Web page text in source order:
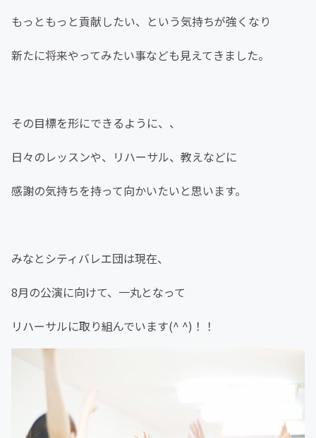
もっともっと貢献したい、という気持ちが強くなり
新たに将来やってみたい事なども見えてきました。
その目標を形にできるように、、
日々のレッスンや、リハーサル、教えなどに
感謝の気持ちを持って向かいたいと思います。
みなとシティバレエ団は現在、
8月の公演に向けて、一丸となって
リハーサルに取り組んでいます(^ ^)！！